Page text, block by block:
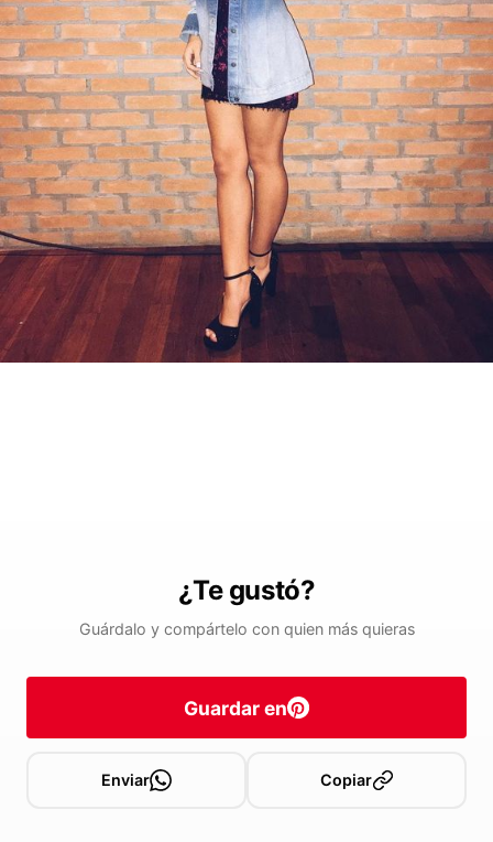
¿Te gustó?
Guárdalo y compártelo con quien más quieras
Guardar en
Enviar Copiar